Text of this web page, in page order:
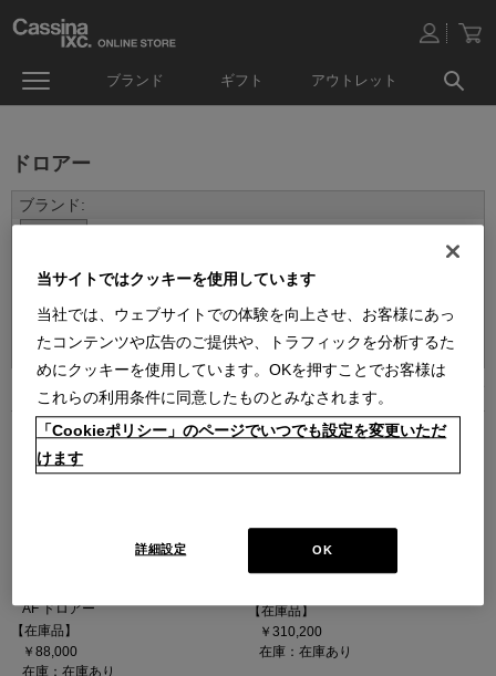
ブランド ギフト アウトレット
ドロアー
並べ替え：
AF ドロアー
【在庫品】
￥88,000
在庫：在庫あり
BROAD drawer
【在庫品】
￥310,200
在庫：在庫あり
当サイトではクッキーを使用しています
当社では、ウェブサイトでの体験を向上させ、お客様にあっ
たコンテンツや広告のご提供や、トラフィックを分析するた
めにクッキーを使用しています。OKを押すことでお客様は
これらの利用条件に同意したものとみなされます。
「Cookieポリシー」のページでいつでも設定を変更いただ
けます
OK
詳細設定